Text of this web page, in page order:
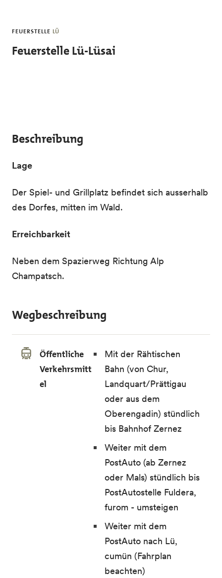
FEUERSTELLE LÜ
Feuerstelle Lü-Lüsai
Beschreibung
Lage
Der Spiel- und Grillplatz befindet sich ausserhalb
des Dorfes, mitten im Wald.
Erreichbarkeit
Neben dem Spazierweg Richtung Alp
Champatsch.
Wegbeschreibung
Öffentliche
Verkehrsmitt
el
Mit der Rähtischen
Bahn (von Chur,
Landquart/Prättigau
oder aus dem
Oberengadin) stündlich
bis Bahnhof Zernez
Weiter mit dem
PostAuto (ab Zernez
oder Mals) stündlich bis
PostAutostelle Fuldera,
furom - umsteigen
Weiter mit dem
PostAuto nach Lü,
cumün (Fahrplan
beachten)